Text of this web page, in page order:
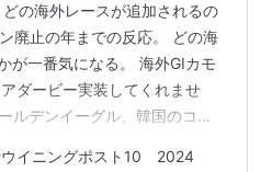
の海外レースが追加されるの
廃止の年までの反応。 どの海
が一番気になる。 海外GIカモ
ダービー実装してくれませ
ルデンイーグル、韓国のコリ
ウイニングポスト10 2024